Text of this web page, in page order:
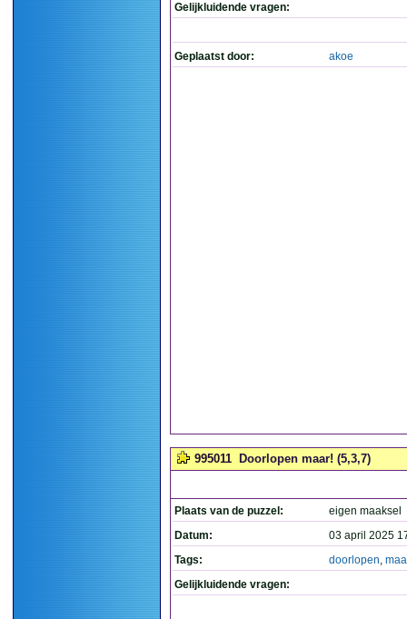
Gelijkluidende vragen:
Geplaatst door: akoe
995011 Doorlopen maar! (5,3,7)
Plaats van de puzzel:
eigen maaksel
Datum:
03 april 2025
Tags:
doorlopen,
Gelijkluidende vragen: